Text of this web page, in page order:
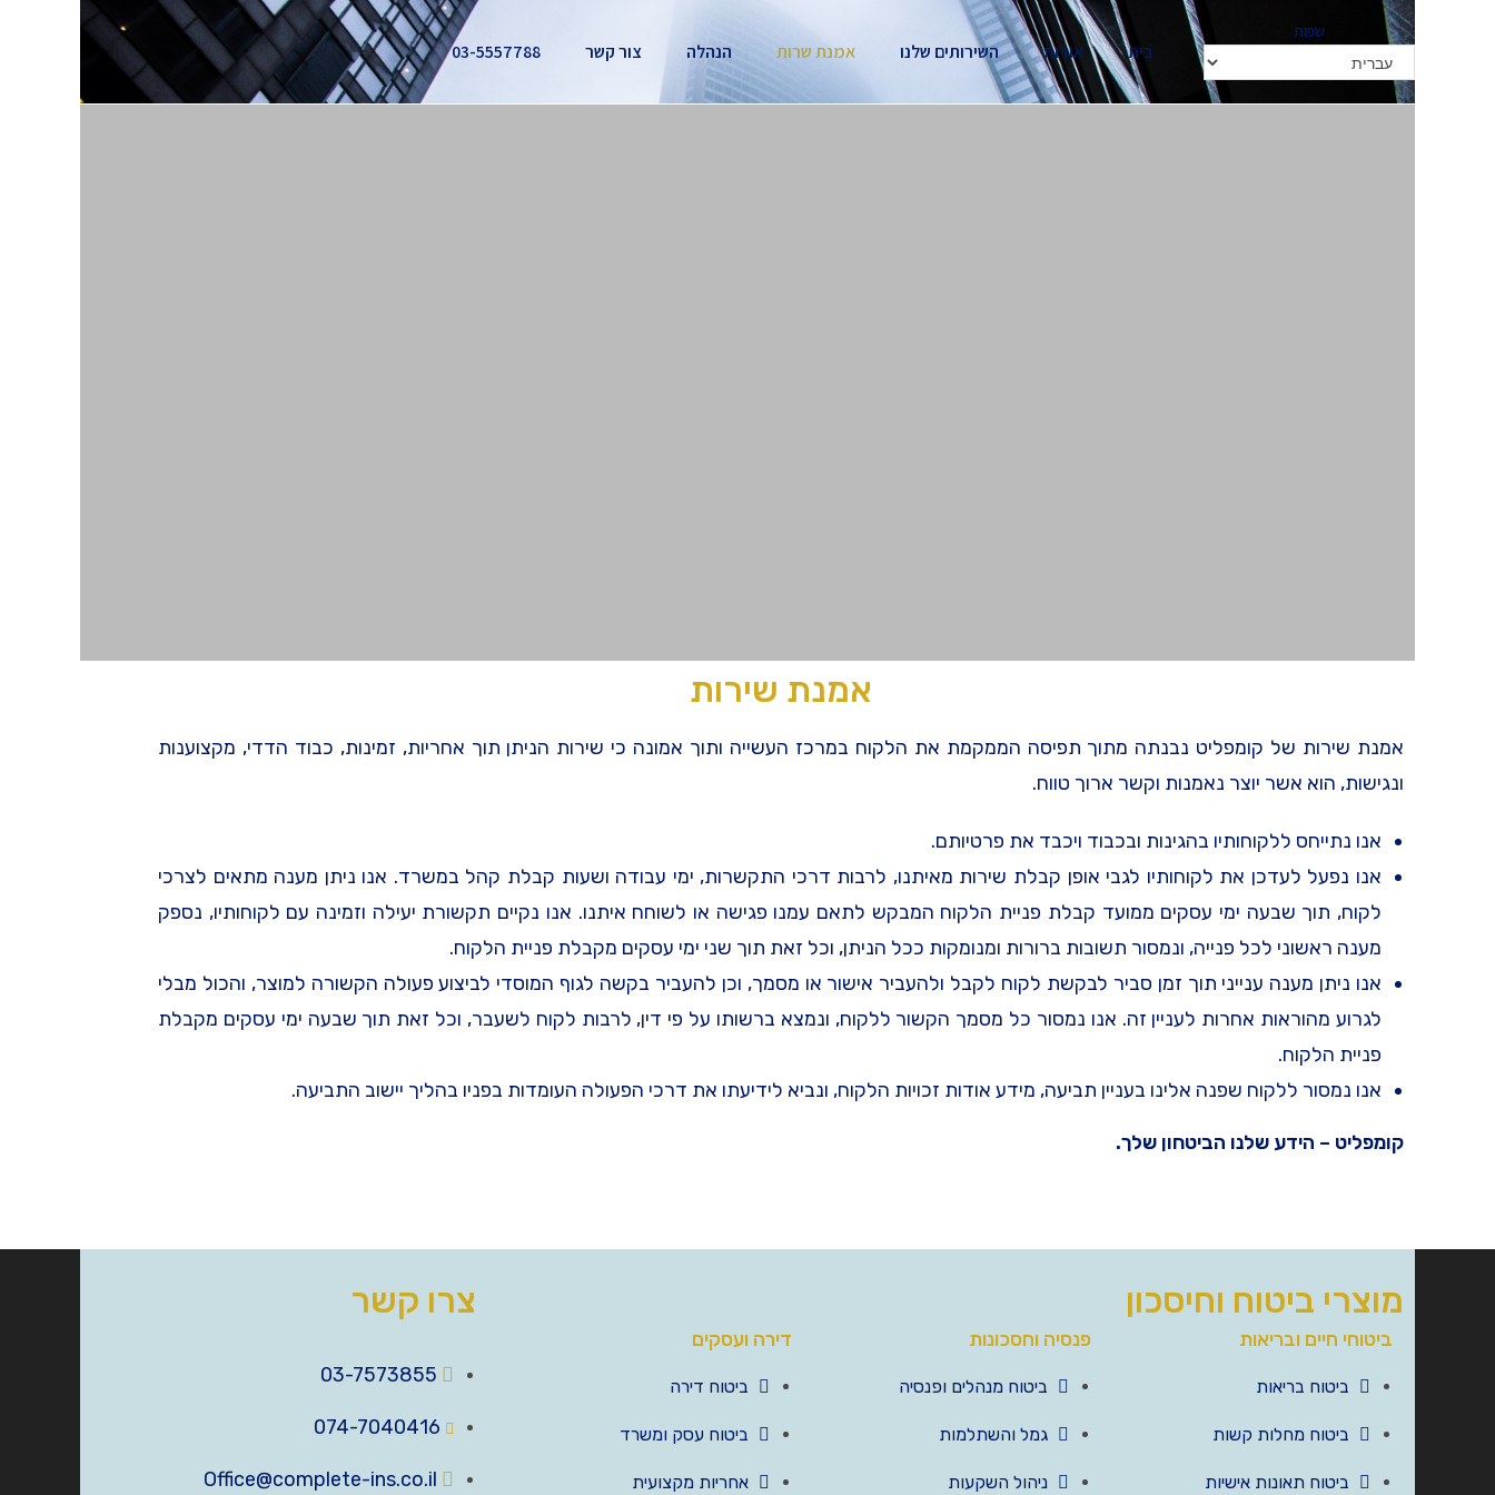
שפות
בית אודות השירותים שלנו אמנת שרות הנהלה צור קשר 03-5557788
אמנת שירות
אמנת שירות של קומפליט נבנתה מתוך תפיסה הממקמת את הלקוח במרכז העשייה ותוך אמונה כי שירות הניתן תוך אחריות, זמינות, כבוד הדדי, מקצוענות
ונגישות, הוא אשר יוצר נאמנות וקשר ארוך טווח.
אנו נתייחס ללקוחותיו בהגינות ובכבוד ויכבד את פרטיותם.
אנו נפעל לעדכן את לקוחותיו לגבי אופן קבלת שירות מאיתנו, לרבות דרכי התקשרות, ימי עבודה ושעות קבלת קהל במשרד. אנו ניתן מענה מתאים לצרכי
לקוח, תוך שבעה ימי עסקים ממועד קבלת פניית הלקוח המבקש לתאם עמנו פגישה או לשוחח איתנו. אנו נקיים תקשורת יעילה וזמינה עם לקוחותיו, נספק
מענה ראשוני לכל פנייה, ונמסור תשובות ברורות ומנומקות ככל הניתן, וכל זאת תוך שני ימי עסקים מקבלת פניית הלקוח.
אנו ניתן מענה ענייני תוך זמן סביר לבקשת לקוח לקבל ולהעביר אישור או מסמך, וכן להעביר בקשה לגוף המוסדי לביצוע פעולה הקשורה למוצר, והכול מבלי
לגרוע מהוראות אחרות לעניין זה. אנו נמסור כל מסמך הקשור ללקוח, ונמצא ברשותו על פי דין, לרבות לקוח לשעבר, וכל זאת תוך שבעה ימי עסקים מקבלת
פניית הלקוח.
אנו נמסור ללקוח שפנה אלינו בעניין תביעה, מידע אודות זכויות הלקוח, ונביא לידיעתו את דרכי הפעולה העומדות בפניו בהליך יישוב התביעה.
קומפליט – הידע שלנו הביטחון שלך.
מוצרי ביטוח וחיסכון
ביטוחי חיים ובריאות
ביטוח בריאות
ביטוח מחלות קשות
ביטוח תאונות אישיות
פנסיה וחסכונות
ביטוח מנהלים ופנסיה
גמל והשתלמות
ניהול השקעות
דירה ועסקים
ביטוח דירה
ביטוח עסק ומשרד
אחריות מקצועית
צרו קשר
03-7573855
074-7040416
Office@complete-ins.co.il